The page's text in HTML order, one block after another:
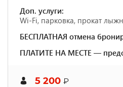
Доп. услуги:
Wi-Fi, парковка, прокат
БЕСПЛАТНАЯ отмена
ПЛАТИТЕ НА МЕСТЕ —
5 200 ₽